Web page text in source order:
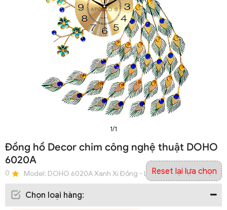
1/1
Đồng hồ Decor chim công nghệ thuật DOHO
6020A
0 Model: DOHO 6020A Xanh Xi Đồng - L650xH750
Chọn loại hàng:
Reset lại lựa chọn